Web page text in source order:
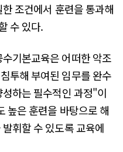
조건에서 훈련을 통과해
수 있다.
기본교육은 어떠한 악조
투해 부여된 임무를 완수
하는 필수적인 과정"이
높은 훈련을 바탕으로 해
휘할 수 있도록 교육에